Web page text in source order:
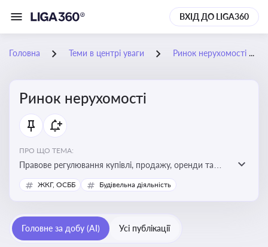
ВХІД ДО LIGA360
Головна Теми в центрі уваги Ринок нерухомості
Ринок нерухомості
ПРО ЩО ТЕМА:
Правове регулювання купівлі, продажу, оренди та
управління нерухомістю, що є ключовим для бізнесу,
інвесторів, забудовників і власників об’єктів майна
ЖКГ, ОСББ Будівельна діяльність
Головне за добу (AI) Усі публікації